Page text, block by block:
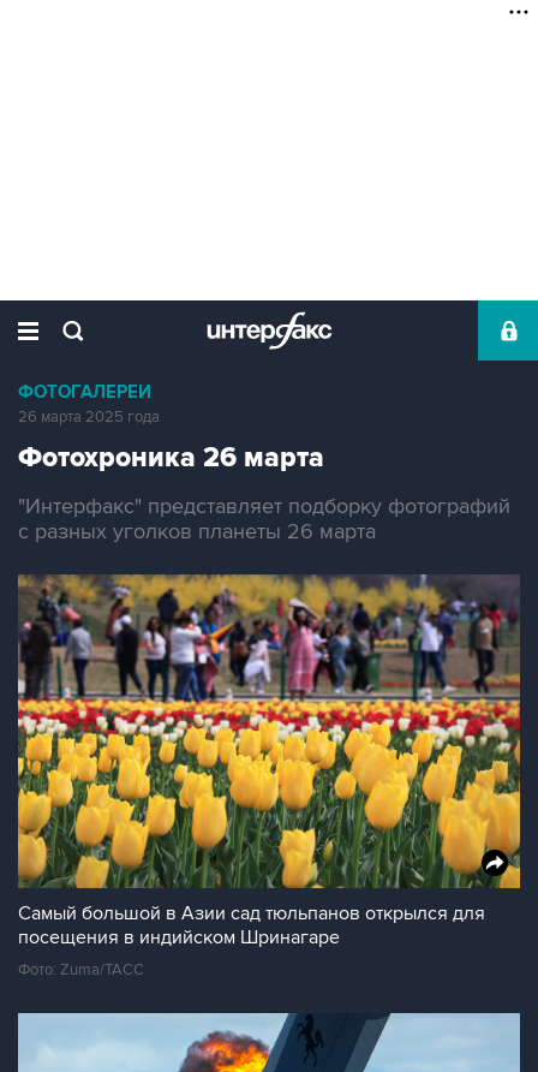
ФОТОГАЛЕРЕИ
26 марта 2025 года
Фотохроника 26 марта
"Интерфакс" представляет подборку фотографий
с разных уголков планеты 26 марта
Самый большой в Азии сад тюльпанов открылся для
посещения в индийском Шринагаре
Фото: Zuma/ТАСС